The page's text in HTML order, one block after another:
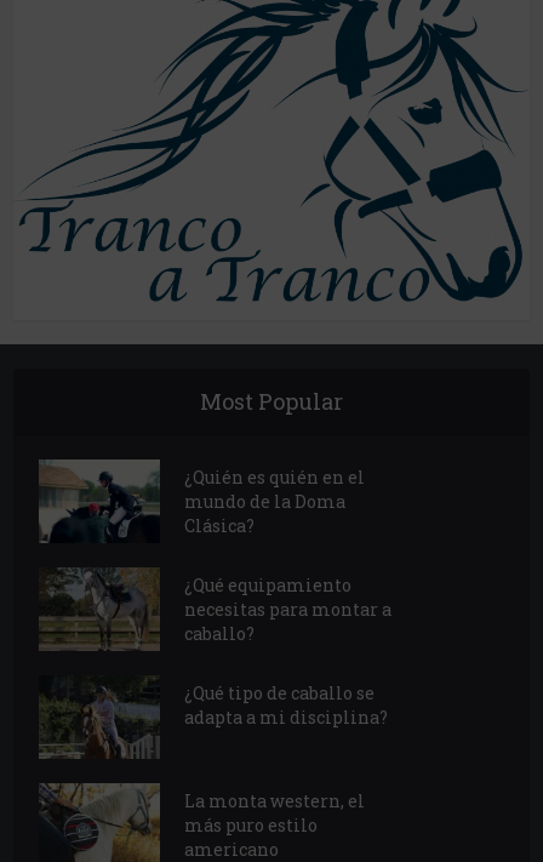
Most Popular
¿Quién es quién en el
mundo de la Doma
Clásica?
¿Qué equipamiento
necesitas para montar a
caballo?
¿Qué tipo de caballo se
adapta a mi disciplina?
La monta western, el
más puro estilo
americano